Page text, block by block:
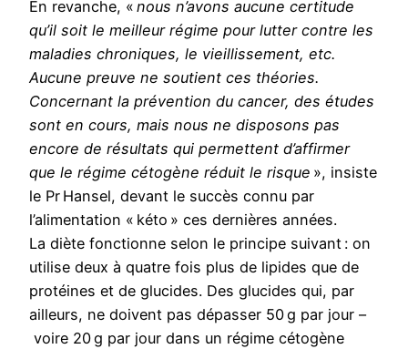
En revanche, « nous n’avons aucune certitude
qu’il soit le meilleur régime pour lutter contre les
maladies chroniques, le vieillissement, etc.
Aucune preuve ne soutient ces théories.
Concernant la prévention du cancer, des études
sont en cours, mais nous ne disposons pas
encore de résultats qui permettent d’affirmer
que le régime cétogène réduit le risque », insiste
le Pr Hansel, devant le succès connu par
l’alimentation « kéto » ces dernières années.
La diète fonctionne selon le principe suivant : on
utilise deux à quatre fois plus de lipides que de
protéines et de glucides. Des glucides qui, par
ailleurs, ne doivent pas dépasser 50 g par jour –
voire 20 g par jour dans un régime cétogène